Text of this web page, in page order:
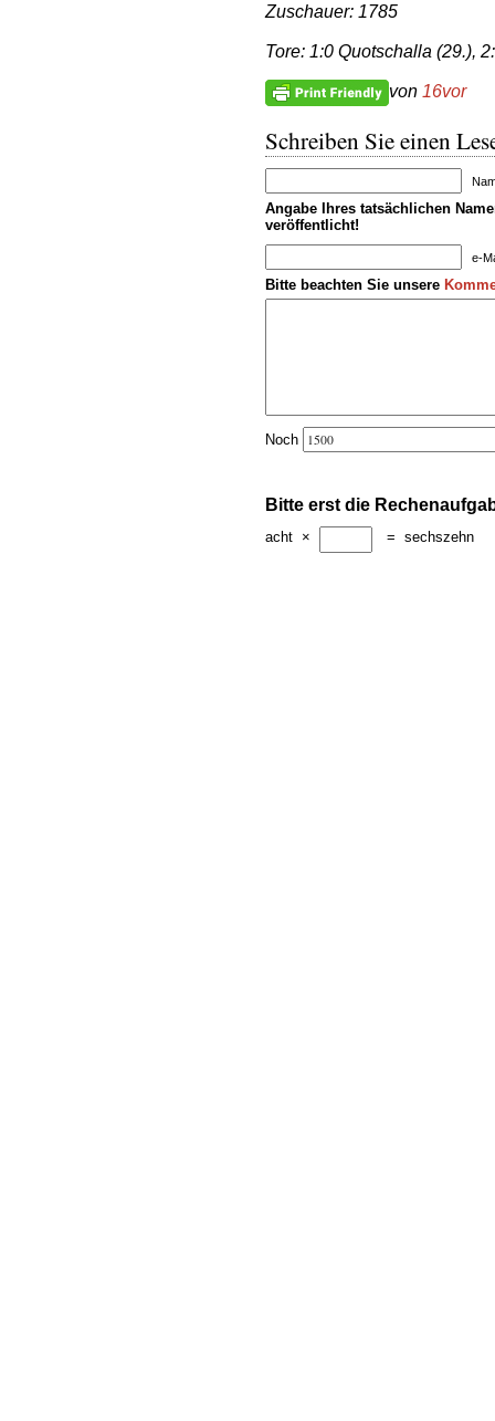
Zuschauer: 1785
Tore: 1:0 Quotschalla (29.),
von 16vor
Schreiben Sie einen
Angabe Ihres tatsächlichen
veröffentlicht!
e-
Bitte beachten Sie unsere
Noch
Bitte erst die
acht × = sechszehn